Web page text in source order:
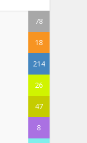
78
18
214
26
47
8